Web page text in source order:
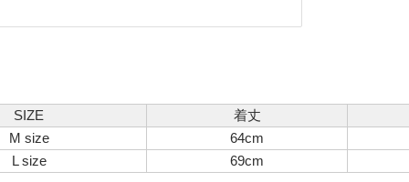
必須
SIZE
着丈
M size
64cm
L size
69cm